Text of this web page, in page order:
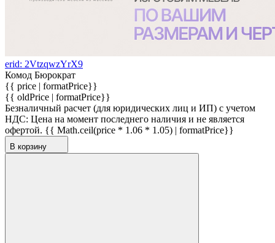
erid: 2VtzqwzYrX9
Комод Бюрократ
{{ price | formatPrice}}
{{ oldPrice | formatPrice}}
Безналичный расчет (для юридических лиц и ИП) с учетом
НДС: Цена на момент последнего наличия и не является
офертой. {{ Math.ceil(price * 1.06 * 1.05) | formatPrice}}
В корзину